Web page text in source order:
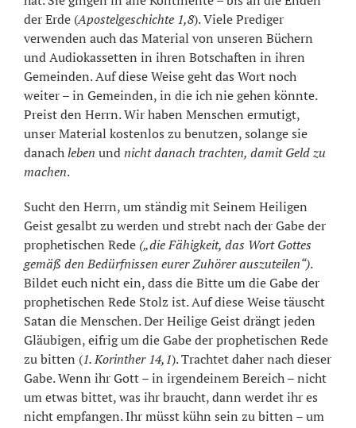
der Erde (Apostelgeschichte 1,8). Viele Prediger
verwenden auch das Material von unseren Büchern
und Audiokassetten in ihren Botschaften in ihren
Gemeinden. Auf diese Weise geht das Wort noch
weiter – in Gemeinden, in die ich nie gehen könnte.
Preist den Herrn. Wir haben Menschen ermutigt,
unser Material kostenlos zu benutzen, solange sie
danachleben undnicht danach trachten, damit Geld zu
machen.
Sucht den Herrn, um ständig mit Seinem Heiligen
Geist gesalbt zu werden und strebt nach der Gabe der
prophetischen Rede („die Fähigkeit, das Wort Gottes
gemäß den Bedürfnissen eurer Zuhörer auszuteilen“).
Bildet euch nicht ein, dass die Bitte um die Gabe der
prophetischen Rede Stolz ist. Auf diese Weise täuscht
Satan die Menschen. Der Heilige Geist drängt jeden
Gläubigen, eifrig um die Gabe der prophetischen Rede
zu bitten (1. Korinther 14,1). Trachtet daher nach dieser
Gabe. Wenn ihr Gott – in irgendeinem Bereich – nicht
um etwas bittet, was ihr braucht, dann werdet ihr es
nicht empfangen. Ihr müsst kühn sein zu bitten – um